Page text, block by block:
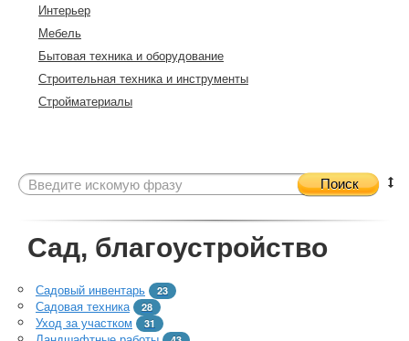
Интерьер
Мебель
Бытовая техника и оборудование
Строительная техника и инструменты
Стройматериалы
Поиск
Сад, благоустройство
Садовый инвентарь 23
Садовая техника 28
Уход за участком 31